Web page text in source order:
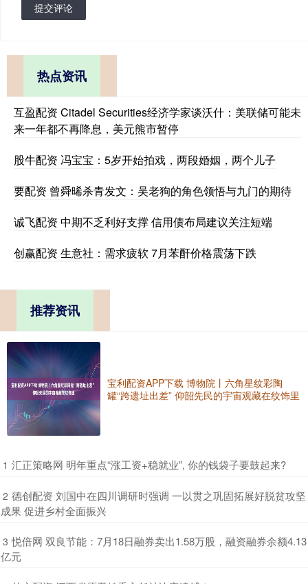
提交评论
热点资讯
互盈配资 Citadel Securities经济学家谈沃什：美联储可能未
来一年都不再降息，美元熊市暂停
股牛配资 冯宝宝：5岁开始拍戏，两段婚姻，两个儿子
要配资 曾舜晞杀青发文：吴老狗的角色领悟与九门的期待
诚飞配资 中期不乏利好支撑 信用债布局建议关注短端
创赢配资 生意社：需求疲软 7月苯酐价格震荡下跌
推荐资讯
宝利配资APP下载 博物院丨六角星纹彩陶
罐“跨遗址出差” 仰韶先民的宇宙观藏在纹饰里
1 ​汇正策略网 明年重点“涨工资+稳就业”, 你的钱袋子要鼓起来?
2 ​德创配资 刘国中在四川调研时强调 一以贯之巩固拓展好脱贫攻坚
成果 促进乡村全面振兴
3 ​悦倍网 双良节能：7月18日融券卖出1.58万股，融资融券余额4.13
亿元